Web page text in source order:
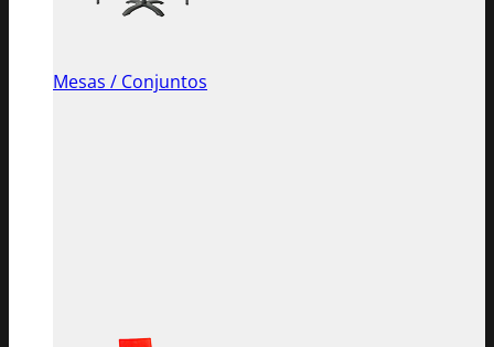
Mesas / Conjuntos